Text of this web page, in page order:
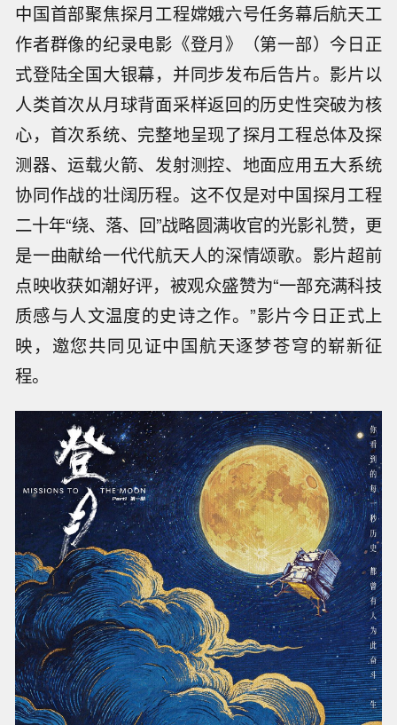
中国首部聚焦探月工程嫦娥六号任务幕后航天工
作者群像的纪录电影《登月》（第一部）今日正
式登陆全国大银幕，并同步发布后告片。影片以
人类首次从月球背面采样返回的历史性突破为核
心，首次系统、完整地呈现了探月工程总体及探
测器、运载火箭、发射测控、地面应用五大系统
协同作战的壮阔历程。这不仅是对中国探月工程
二十年“绕、落、回”战略圆满收官的光影礼赞，更
是一曲献给一代代航天人的深情颂歌。影片超前
点映收获如潮好评，被观众盛赞为“一部充满科技
质感与人文温度的史诗之作。”影片今日正式上
映，邀您共同见证中国航天逐梦苍穹的崭新征
程。